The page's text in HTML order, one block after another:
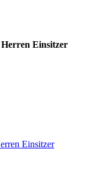
Einsitzer
Einsitzer